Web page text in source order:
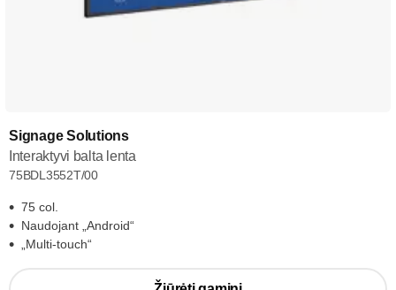
Signage Solutions
Interaktyvi balta lenta
75BDL3552T/00
75 col.
Naudojant „Android“
„Multi-touch“